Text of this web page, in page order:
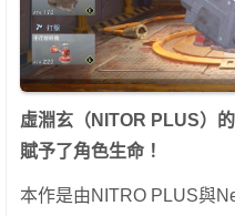
虛淵玄（NITOR PLUS）
賦予了角色生命！
本作是由NITRO PLUS與